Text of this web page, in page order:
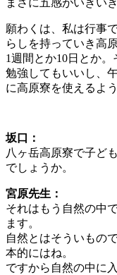
願わくは、私は行事
らしを持っていき高
1週間とか10日とか
勉強してもいいし、
に高原寮を使えるよ
坂口：
八ヶ岳高原寮で子ど
でしょうか。
宮原先生：
それはもう自然の中
ます。
自然とはそういもの
本的にはね。
ですから自然の中に